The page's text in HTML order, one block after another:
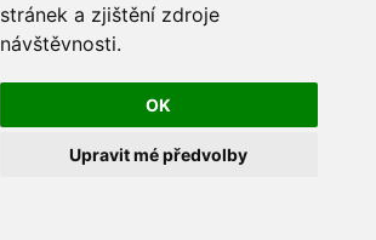
stránek a zjištění zdroje
návštěvnosti.
OK
Upravit mé předvolby
Optimized by:phpBB SEO